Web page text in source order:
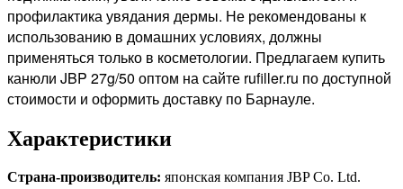
профилактика увядания дермы. Не рекомендованы к
использованию в домашних условиях, должны
применяться только в косметологии. Предлагаем купить
канюли JBP 27g/50 оптом на сайте rufiller.ru по доступной
стоимости и оформить доставку по Барнауле.
Характеристики
Страна-производитель: японская компания JBP Co. Ltd.